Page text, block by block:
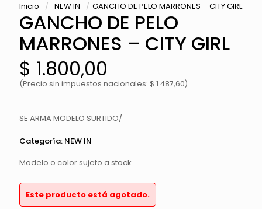
Inicio / NEW IN / GANCHO DE PELO MARRONES – CITY GIRL
GANCHO DE PELO
MARRONES – CITY GIRL
$ 1.800,00
(Precio sin impuestos nacionales: $ 1.487,60)
SE ARMA MODELO SURTIDO/
Categoría: NEW IN
Modelo o color sujeto a stock
Este producto está agotado.